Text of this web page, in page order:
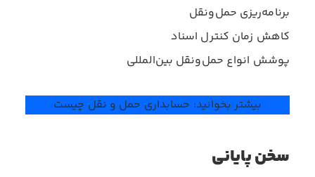
برنامه‌ریزی حمل‌ونقل
کاهش زمان کنترل اسناد
پوشش انواع حمل‌ونقل بین‌المللی
بیشتر بخوانید: حسابداری حمل و نقل چیست
سخن پایانی